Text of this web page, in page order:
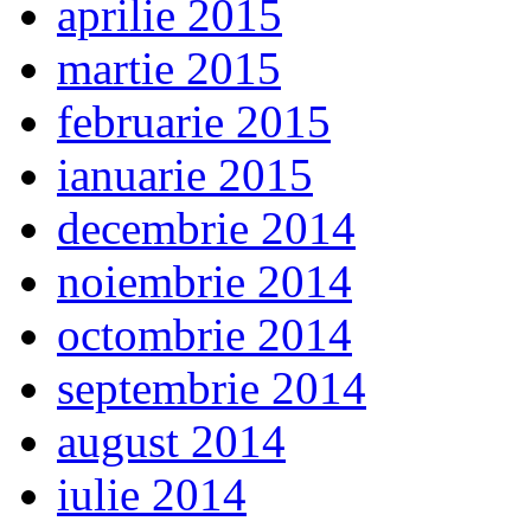
aprilie 2015
martie 2015
februarie 2015
ianuarie 2015
decembrie 2014
noiembrie 2014
octombrie 2014
septembrie 2014
august 2014
iulie 2014